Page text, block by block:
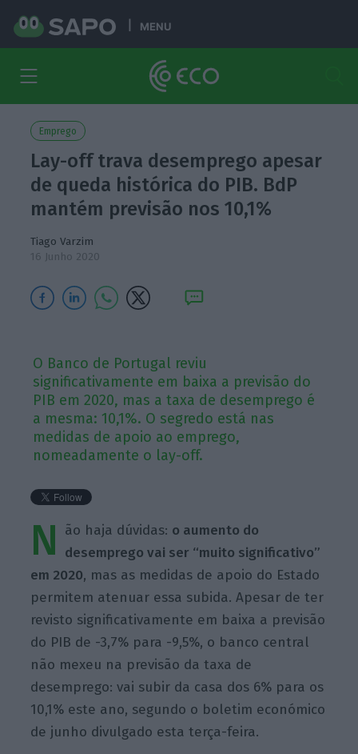
MENU
Emprego
Lay-off trava desemprego apesar
de queda histórica do PIB. BdP
mantém previsão nos 10,1%
Tiago Varzim
16 Junho 2020
O Banco de Portugal reviu
significativamente em baixa a previsão do
PIB em 2020, mas a taxa de desemprego é
a mesma: 10,1%. O segredo está nas
medidas de apoio ao emprego,
nomeadamente o lay-off.
N ão haja dúvidas: o aumento do
desemprego vai ser “muito significativo”
em 2020, mas as medidas de apoio do Estado
permitem atenuar essa subida. Apesar de ter
revisto significativamente em baixa a previsão
do PIB de -3,7% para -9,5%, o banco central
não mexeu na previsão da taxa de
desemprego: vai subir da casa dos 6% para os
10,1% este ano, segundo o boletim económico
de junho divulgado esta terça-feira.